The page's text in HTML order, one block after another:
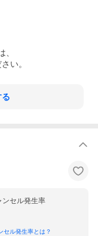
、
い。
ンセル発生率
セル発生率とは？